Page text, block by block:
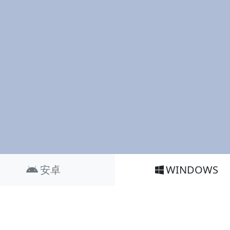
安卓 WINDOWS